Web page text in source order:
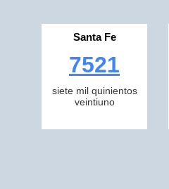
Santa Fe
7521
siete mil quinientos
veintiuno